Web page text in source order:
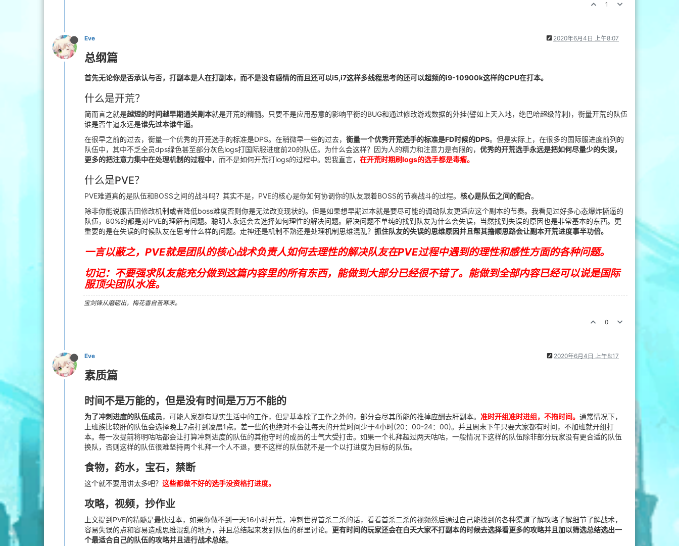
1
Eve 2020年6月4日 上午8:07
总纲篇
首先无论你是否承认与否，打副本是人在打副本，而不是没有感情的而且还可以i5,i7这样多线程思考的还可以超频的i9-10900k这样的CPU在打本。
什么是开荒？
简而言之就是越短的时间越早期通关副本就是开荒的精髓。只要不是应用恶意的影响平衡的BUG和通过修改游戏数据的外挂(譬如上天入地，绝巴哈超级背刺)，衡量开荒的队伍
谁是否牛逼永远是谁先过本谁牛逼。
在很早之前的过去，衡量一个优秀的开荒选手的标准是DPS。在稍微早一些的过去， 衡量一个优秀开荒选手的标准是FD时候的DPS。但是实际上，在很多的国际服进度前列的
队伍中，其中不乏全员dps绿色甚至部分灰色logs打国际服进度前20的队伍。为什么会这样？因为人的精力和注意力是有限的， 优秀的开荒选手永远是把如何尽量少的失误，
更多的把注意力集中在处理机制的过程中，而不是如何开荒打logs的过程中。恕我直言， 在开荒时期刷logs的选手都是毒瘤。
什么是PVE？
PVE难道真的是队伍和BOSS之间的战斗吗？其实不是，PVE的核心是你如何协调你的队友跟着BOSS的节奏战斗的过程。 核心是队伍之间的配合。
除非你能说服吉田修改机制或者降低boss难度否则你是无法改变现状的。但是如果想早期过本就是要尽可能的调动队友更适应这个副本的节奏。我看见过好多心态爆炸撕逼的
队伍，80%的都是对PVE的理解有问题。聪明人永远会去选择如何理性的解决问题。解决问题不单纯的找到队友为什么会失误，当然找到失误的原因也是非常基本的东西。更
重要的是在失误的时候队友在思考什么样的问题。走神还是机制不熟还是处理机制思维混乱？ 抓住队友的失误的思维原因并且帮其撸顺思路会让副本开荒进度事半功倍。
一言以蔽之，PVE就是团队的核心战术负责人如何去理性的解决队友在PVE过程中遇到的理性和感性方面的各种问题。
切记：不要强求队友能充分做到这篇内容里的所有东西，能做到大部分已经很不错了。能做到全部内容已经可以说是国际
服顶尖团队水准。
宝剑锋从磨砺出，梅花香自苦寒来。
0
Eve 2020年6月4日 上午8:17
素质篇
时间不是万能的，但是没有时间是万万不能的
为了冲刺进度的队伍成员，可能人家都有现实生活中的工作，但是基本除了工作之外的，部分会尽其所能的推掉应酬去肝副本。 准时开组准时进组，不拖时间。 通常情况下，
上班族比较肝的队伍会选择晚上7点打到凌晨1点。差一些的也绝对不会让每天的开荒时间少于4小时(20：00-24：00)。并且周末下午只要大家都有时间，不加班就开组打
本。每一次提前将明咕咕都会让打算冲刺进度的队伍的其他守时的成员的士气大受打击。如果一个礼拜超过两天咕咕，一般情况下这样的队伍除非部分玩家没有更合适的队伍
换队，否则这样的队伍很难坚持两个礼拜一个人不退，要不这样的队伍就不是一个以打进度为目标的队伍。
食物，药水，宝石，禁断
这个就不要用讲太多吧？ 这些都做不好的选手没资格打进度。
攻略，视频，抄作业
上文提到PVE的精髓是最快过本，如果你做不到一天16小时开荒，冲刺世界首杀二杀的话，看看首杀二杀的视频然后通过自己能找到的各种渠道了解攻略了解细节了解战术，
容易失误的点和容易造成思维混乱的地方，并且总结起来发到队伍的群里讨论。 更有时间的玩家还会在白天大家不打副本的时候去选择看更多的攻略并且加以筛选总结选出一
个最适合自己的队伍的攻略并且进行战术总结。